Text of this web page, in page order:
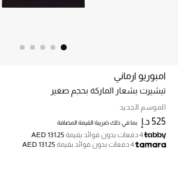
خصم حتى 70%
تسوقوا الآن
ما وصلنا حديثاً
امبوريو ارماني
تيشيرت بشعار الماركة بحجم صغير
الموسم الجديد
525 د.إ بما في ذلك ضريبة القيمة المضافة
4 دفعات بدون فوائد بقيمة
AED 131.25
4 دفعات بدون فوائد بقيمة
AED 131.25